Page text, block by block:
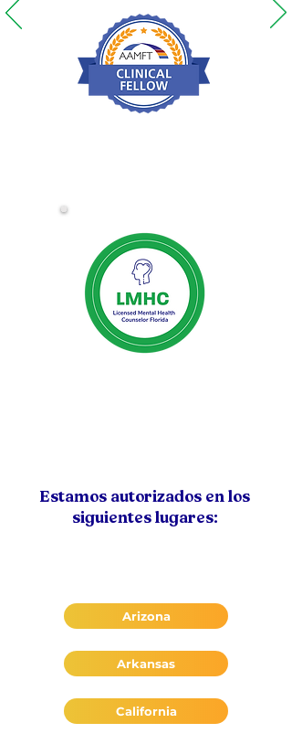
Estamos autorizados en los
Arizona
Arkansas